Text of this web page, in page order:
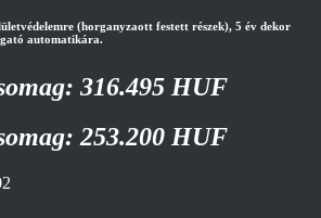
(horganyzaott festett részek), 5 év dekor
automatikára.
316.495 HUF
253.200 HUF